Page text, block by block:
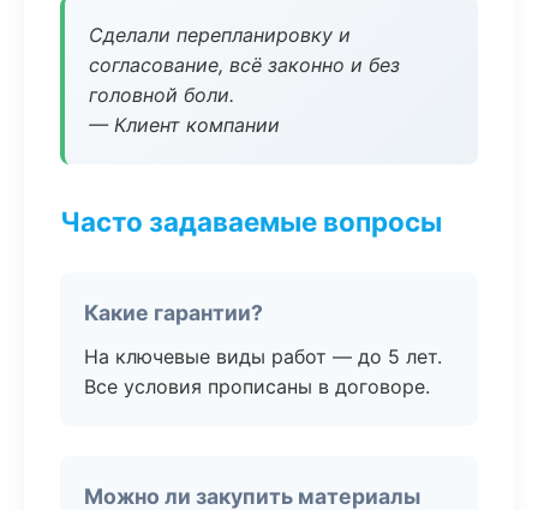
Сделали перепланировку и
согласование, всё законно и без
головной боли.
— Клиент компании
Часто задаваемые вопросы
Какие гарантии?
На ключевые виды работ — до 5 лет.
Все условия прописаны в договоре.
Можно ли закупить материалы